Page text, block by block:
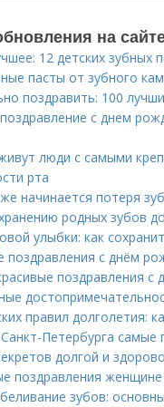
на
12 детских зубных
пасты от зубного
поздравить: 100
с днем
люди с самыми
рта
начинается потеря
родных зубов
улыбки: как
поздравления с днём
поздравления
правил долголетия:
Петербурга самые
долгой и
поздравления
зубов: